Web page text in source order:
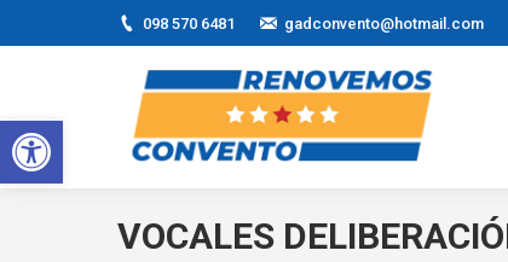
Abrir barra de herramientas
098 570 6481 gadconvento@hotmail.com
VOCALES